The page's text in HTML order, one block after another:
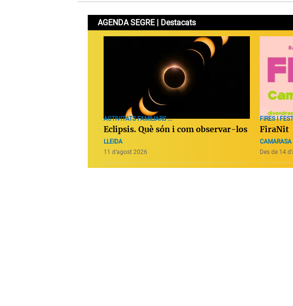
AGENDA SEGRE | Destacats
ACTIVITATS FAMILIARS ...
Eclipsis. Què són i com observar-los
LLEIDA
11 d’agost 2026
FIRES I
FiraNit
CAMARASA
Des de 14